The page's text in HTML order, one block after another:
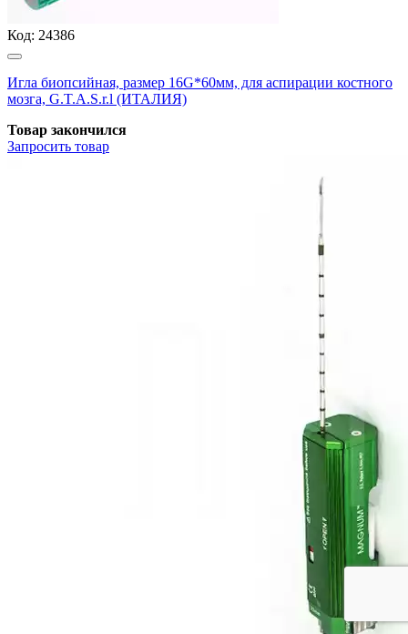
Код: 24386
Игла биопсийная, размер 16G*60мм, для аспирации костного
мозга, G.T.A.S.r.l (ИТАЛИЯ)
Товар закончился
Запросить товар